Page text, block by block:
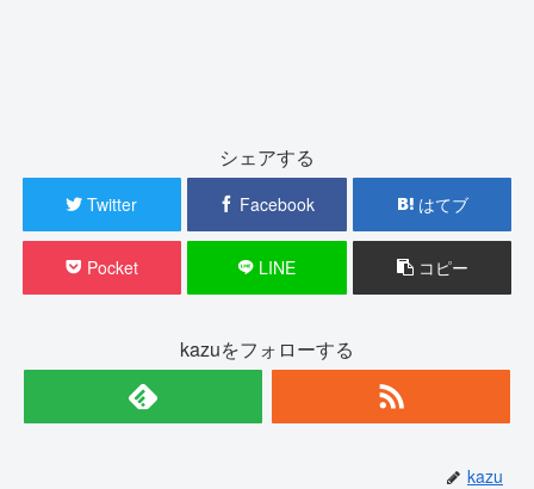
シェアする
Twitter Facebook はてブ
Pocket LINE コピー
kazuをフォローする
kazu